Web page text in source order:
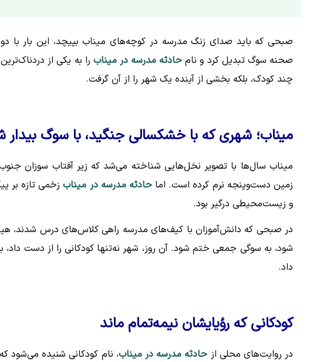
صبحی که باید صدای زنگ مدرسه در کوچه‌های میناب بپیچد، این بار با
صحنه سوگ تبدیل کرد و نام حادثه مدرسه در میناب را به یکی از
چند کودک، بلکه بخشی از آینده یک شهر را از آن گرفت.
میناب؛ شهری که با خشکسالی جنگید، با سوگ بیدار
میناب سال‌ها با تصویر نخل‌هایی شناخته می‌شد که زیر آفتاب سوزان
زمین دست‌وپنجه نرم کرده است. اماحادثه مدرسه در مینابزخمی تازه بر
و زیست‌محیطی درگیر بود.
در صبحی که دانش‌آموزان با کیف‌های مدرسه راهی کلاس‌های درس شدند،
شود، به سوگی جمعی ختم شود. آن روز، شهر نه‌تنها کودکانی را از دست داد،
داد.
کودکانی که رؤیایشان نیمه‌تمام ماند
در روایت‌های محلی از حادثه مدرسه در میناب، نام کودکانی شنیده می‌شود